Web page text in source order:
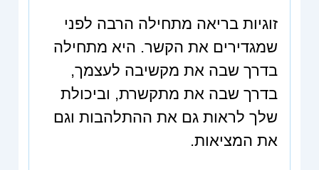
זוגיות בריאה מתחילה הרבה לפני
שמגדירים את הקשר. היא מתחילה
בדרך שבה את מקשיבה לעצמך,
בדרך שבה את מתקשרת, וביכולת
שלך לראות גם את ההתלהבות וגם
את המציאות.